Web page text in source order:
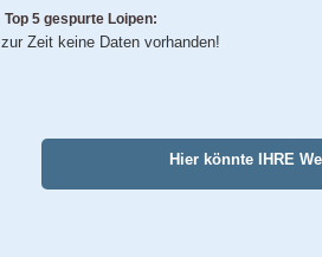
Top 5 gespurte Loipen:
zur Zeit keine Daten vorhanden!
Hier könnte IHRE